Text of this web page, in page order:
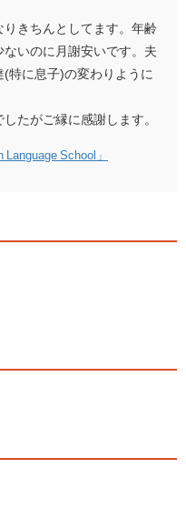
きちんとしてます。年齢
いのに月謝安いです。夫
特に息子)の変わりように
たがご縁に感謝します。
School」